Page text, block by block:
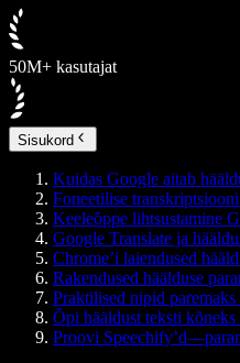
50M+ kasutajat
Sisukord
Kuidas Google aitab
Foneetilise
Keeleõppe lihtsustamine
Google Translate ja
Chrome’i laiendused
Rakendused häälduse
Praktilised nipid paremaks
Õpi hääldust teksti kõneks
Proovi